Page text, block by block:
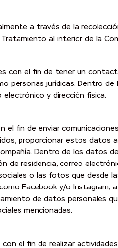
a través de la
al interior de la
con el fin de tener un
personas jurídicas. Dentro
y dirección física.
fin de enviar
proporcionar estos datos
Dentro de los datos
de residencia, correo
o las fotos que desde
Facebook y/o
de datos personales
mencionadas.
el fin de realizar